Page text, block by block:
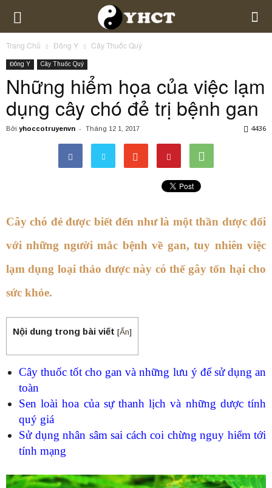
Trang Chủ Đông Y Cây Thuốc Quý
Đông Y Cây Thuốc Quý
Những hiểm họa của việc lạm
dụng cây chó đẻ trị bệnh gan
Bởi yhoccotruyenvn - Tháng 12 1, 2017 4436
Cây chó đẻ được biết đến như là một thần dược đối
với những người mắc bệnh về gan, tuy nhiên việc
lạm dụng loại thảo dược này có thể gây tổn hại cho
sức khỏe.
Nội dung trong bài viết [Ẩn]
Cây thuốc tốt cho gan và những lưu ý để sử dụng an
toàn
Sen loài hoa của sự thanh lịch và những dược tính
quý giá
Sử dụng nhân sâm sai cách coi chừng nguy hiểm tới
tính mạng